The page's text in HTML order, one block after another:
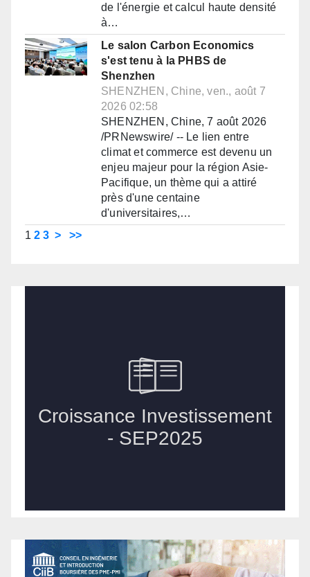
de l'énergie et calcul haute densité
à…
Le salon Carbon Economics
s'est tenu à la PHBS de
Shenzhen
SHENZHEN, Chine, ven., août 7
2026 02:58
SHENZHEN, Chine, 7 août 2026
/PRNewswire/ -- Le lien entre
climat et commerce est devenu un
enjeu majeur pour la région Asie-
Pacifique, un thème qui a attiré
près d'une centaine
d'universitaires,…
1 2 3 > >>